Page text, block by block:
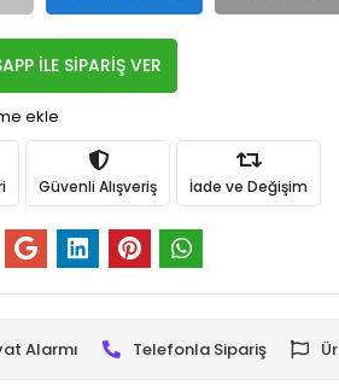
İLE SİPARİŞ VER
ekle
Güvenli Alışveriş İade ve Değişim
Alarmı Telefonla Sipariş